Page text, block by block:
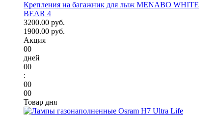
Крепления на багажник для лыж MENABO WHITE
BEAR 4
3200.00 руб.
1900.00 руб.
Акция
00
дней
00
:
00
00
Товар дня